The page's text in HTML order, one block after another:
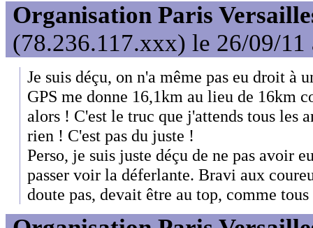
Organisation Paris
(78.236.117.xxx) le 26/09/11
Je suis déçu, on n'a même pas eu droit à
GPS me donne 16,1km au lieu de 16km
alors ! C'est le truc que j'attends tous les
rien ! C'est pas du juste !
Perso, je suis juste déçu de ne pas avoir
passer voir la déferlante. Bravi aux
doute pas, devait être au top, comme tous